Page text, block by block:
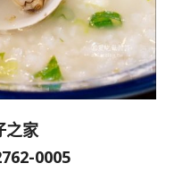
之家
0005